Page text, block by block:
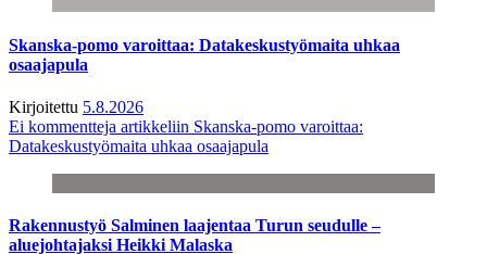
Skanska-pomo varoittaa: Datakeskustyömaita uhkaa
osaajapula
Kirjoitettu 5.8.2026
Ei kommentteja artikkeliin Skanska-pomo varoittaa:
Datakeskustyömaita uhkaa osaajapula
Rakennustyö Salminen laajentaa Turun seudulle –
aluejohtajaksi Heikki Malaska